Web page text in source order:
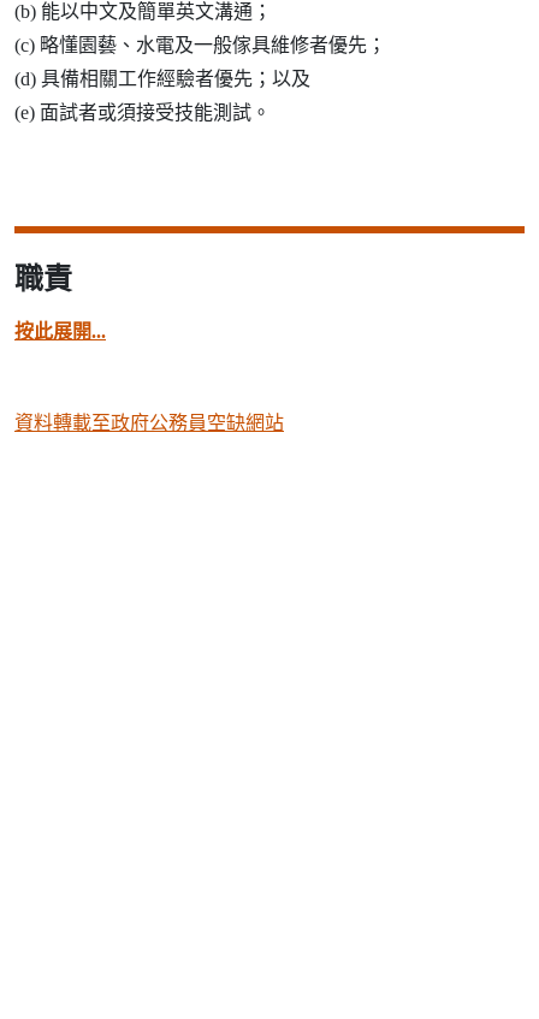
(b) 能以中文及簡單英文溝通；
(c) 略懂園藝、水電及一般傢具維修者優先；
(d) 具備相關工作經驗者優先；以及
(e) 面試者或須接受技能測試。
職責
按此展開...
資料轉載至政府公務員空缺網站